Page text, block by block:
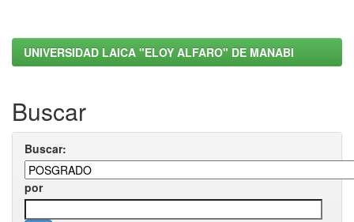
UNIVERSIDAD LAICA "ELOY ALFARO" DE MANABI
Buscar
Buscar:
por